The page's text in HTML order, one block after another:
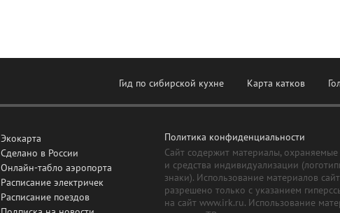
Гид по сибирской кухне Карта катков
Экокарта
Сделано в России
Онлайн-табло аэропорта
Расписание электричек
Расписание поездов
Политика конфиденциальности
Сайт содержит материалы,
и средства индивидуализации
знаки). Использование материалов
разрешено только с указанием
на сайт www.irk.ru. Использование